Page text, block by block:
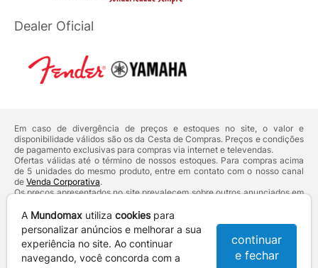
Dealer Oficial
Em caso de divergência de preços e estoques no site, o valor e
disponibilidade válidos são os da Cesta de Compras. Preços e condições
de pagamento exclusivas para compras via internet e televendas.
Ofertas válidas até o término de nossos estoques. Para compras acima
de 5 unidades do mesmo produto, entre em contato com o nosso canal
de Venda Corporativa.
Os preços apresentados no site prevalecem sobre outros anunciados em
Defesa do Consumidor:Lei nº 8.078.
Vendas sujeitas à confirmação de dados e análises de crédito e risco.
Razão Social: Hayamax Distribuidora de Produtos Eletrônicos Ltda -
CNPJ: 01.725.627/0002-53 - Endereço: R. Senador Souza Naves, 9 -
A Mundomax utiliza cookiespara
personalizar anúncios e melhorar a sua
experiência no site. Ao continuar
navegando, você concorda com a
continuar
e fechar